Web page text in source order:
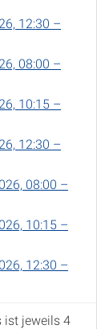
12:30 –
08:00 –
10:15 –
12:30 –
08:00 –
10:15 –
12:30 –
ist jeweils 4